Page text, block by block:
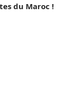
du Maroc !